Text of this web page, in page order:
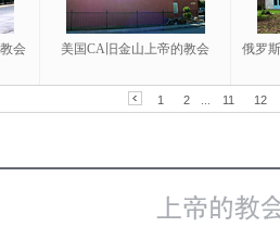
会 美国CA旧金山上帝的教会 俄罗
1 2 11 12